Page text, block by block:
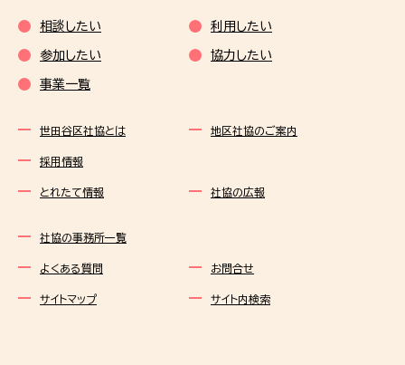
相談したい 利用したい
参加したい 協力したい
事業一覧
世田谷区社協とは 地区社協のご案内
採用情報
とれたて情報 社協の広報
社協の事務所一覧
よくある質問 お問合せ
サイトマップ サイト内検索